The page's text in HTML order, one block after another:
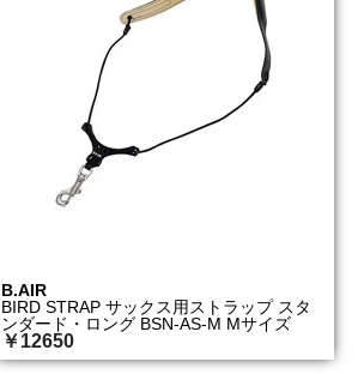
B.AIR
BIRD STRAP サックス用ストラップ スタ
ンダード・ロング BSN-AS-M Mサイズ
￥12650